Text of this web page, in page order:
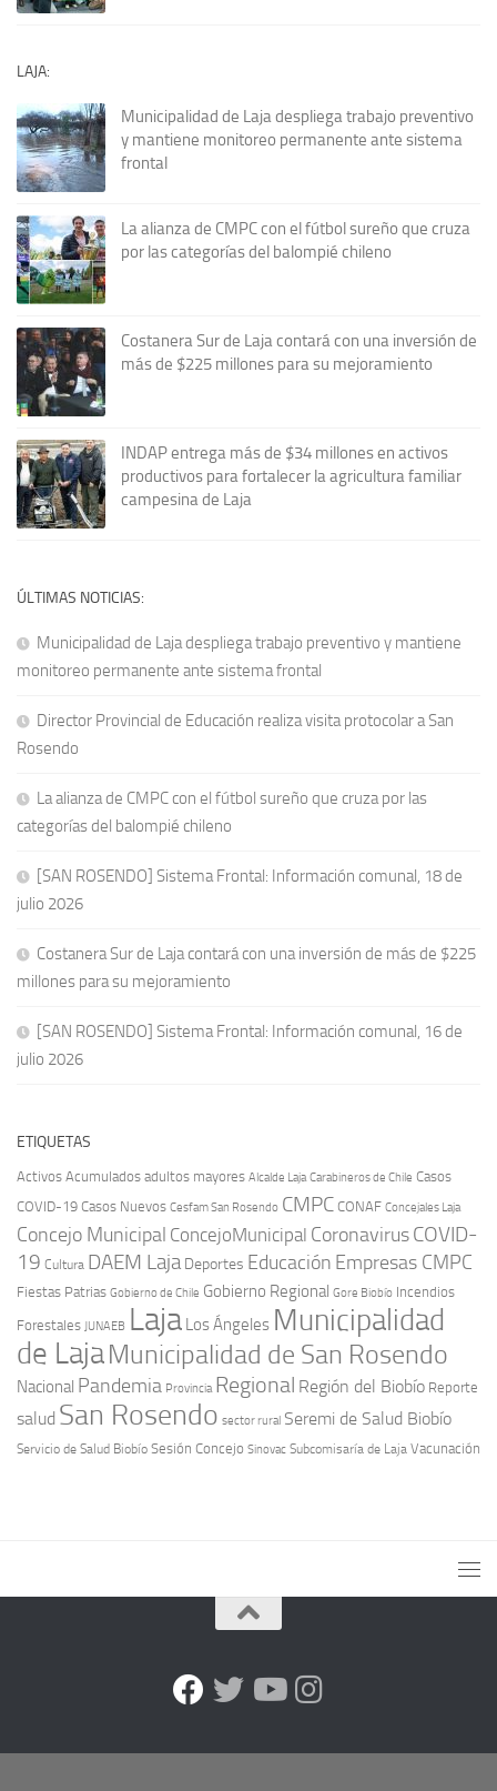
LAJA:
Municipalidad de Laja despliega trabajo preventivo
y mantiene monitoreo permanente ante sistema
frontal
La alianza de CMPC con el fútbol sureño que cruza
por las categorías del balompié chileno
Costanera Sur de Laja contará con una inversión de
más de $225 millones para su mejoramiento
INDAP entrega más de $34 millones en activos
productivos para fortalecer la agricultura familiar
campesina de Laja
ÚLTIMAS NOTICIAS:
Municipalidad de Laja despliega trabajo preventivo y mantiene
monitoreo permanente ante sistema frontal
Director Provincial de Educación realiza visita protocolar a San
Rosendo
La alianza de CMPC con el fútbol sureño que cruza por las
categorías del balompié chileno
[SAN ROSENDO] Sistema Frontal: Información comunal, 18 de
julio 2026
Costanera Sur de Laja contará con una inversión de más de $225
millones para su mejoramiento
[SAN ROSENDO] Sistema Frontal: Información comunal, 16 de
julio 2026
ETIQUETAS
Activos Acumulados adultos mayores Alcalde Laja Carabineros de Chile Casos
COVID-19 Casos Nuevos Cesfam San Rosendo CMPC CONAF Concejales Laja
Concejo Municipal ConcejoMunicipal CoronavirusCOVID-
19 Cultura DAEM Laja Deportes Educación Empresas CMPC
Fiestas Patrias Gobierno de Chile Gobierno Regional Gore Biobío Incendios
Forestales JUNAEB Laja Los Ángeles Municipalidad
de LajaMunicipalidad de San Rosendo
Nacional Pandemia Provincia Regional Región del Biobío Reporte
salud San Rosendo sector rural Seremi de Salud Biobío
Servicio de Salud Biobío Sesión Concejo Sinovac Subcomisaría de Laja Vacunación